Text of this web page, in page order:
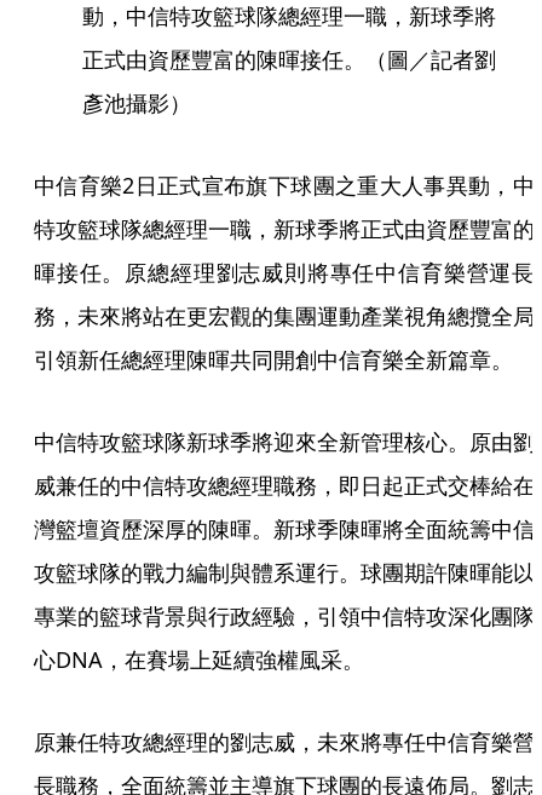
動，中信特攻籃球隊總經理一職，新球季將
正式由資歷豐富的陳暉接任。（圖／記者劉
彥池攝影）
中信育樂2日正式宣布旗下球團之重大人事異動，中
特攻籃球隊總經理一職，新球季將正式由資歷豐富的
暉接任。原總經理劉志威則將專任中信育樂營運長
務，未來將站在更宏觀的集團運動產業視角總攬全局
引領新任總經理陳暉共同開創中信育樂全新篇章。
中信特攻籃球隊新球季將迎來全新管理核心。原由劉
威兼任的中信特攻總經理職務，即日起正式交棒給在
灣籃壇資歷深厚的陳暉。新球季陳暉將全面統籌中信
攻籃球隊的戰力編制與體系運行。球團期許陳暉能以
專業的籃球背景與行政經驗，引領中信特攻深化團隊
心DNA，在賽場上延續強權風采。
原兼任特攻總經理的劉志威，未來將專任中信育樂營
長職務，全面統籌並主導旗下球團的長遠佈局。劉志